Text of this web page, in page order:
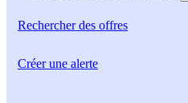
Rechercherdes offres
Créer une alerte